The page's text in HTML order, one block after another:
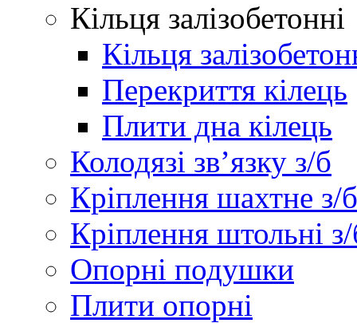
Кільця залізобетонні
Кільця
Перекриття кілець
Плити дна кілець
Колодязі зв’язку з/б
Кріплення шахтне з/б
Кріплення штольні
Опорні подушки
Плити опорні